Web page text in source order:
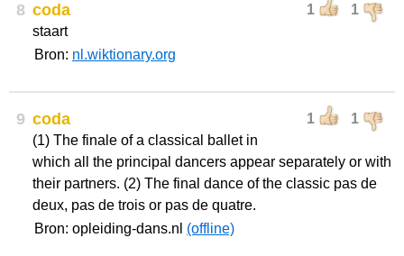
8 1 1
coda
staart
Bron: nl.wiktionary.org
9 1 1
coda
(1) The finale of a classical ballet in
which all the principal dancers appear separately or with
their partners. (2) The final dance of the classic pas de
deux, pas de trois or pas de quatre.
Bron: opleiding-dans.nl (offline)